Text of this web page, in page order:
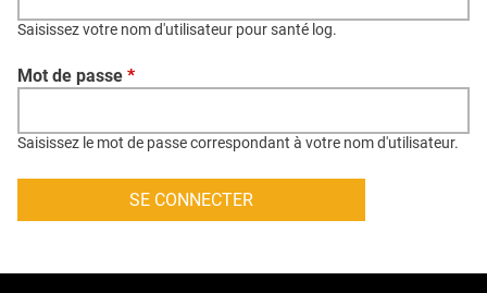
CONTACT
CRÉDITS
Saisissez votre nom d'utilisateur pour santé log.
Mot de passe *
Saisissez le mot de passe correspondant à votre nom d'utilisateur.